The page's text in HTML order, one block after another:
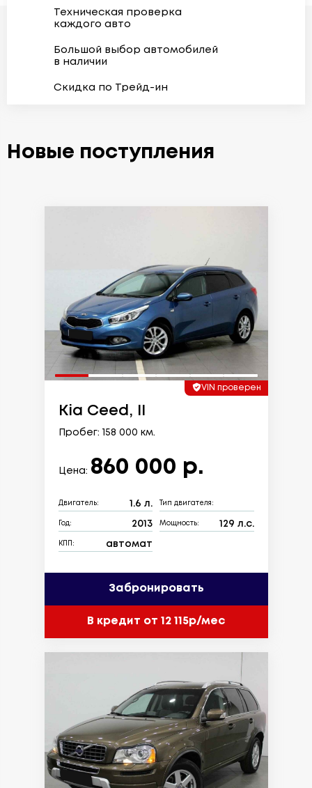
Техническая проверка
каждого авто
Большой выбор автомобилей
в наличии
Скидка по Трейд-ин
Новые поступления
VIN проверен
Kia Ceed, II
Пробег: 158 000 км.
Цена: 860 000 р.
Двигатель: 1.6 л. Тип двигателя:
Год: 2013 Мощность: 129 л.с.
КПП: автомат
Забронировать
В кредит от 12 115р/мес